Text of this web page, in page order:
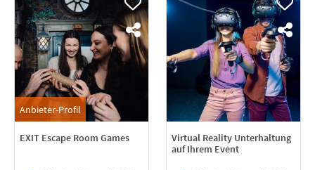
Anbieter-Profil
EXIT Escape Room Games
Virtual Reality Unterhaltung
auf Ihrem Event